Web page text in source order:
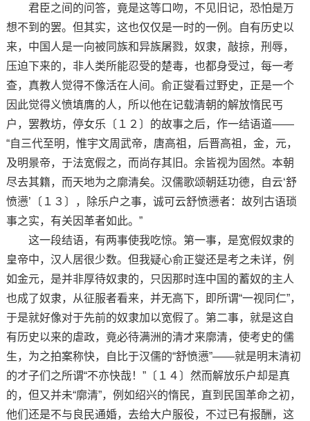
君臣之间的问答，竟是这等口吻，不见旧记，恐怕是万
想不到的罢。但其实，这也仅仅是一时的一例。自有历史以
来，中国人是一向被同族和异族屠戮，奴隶，敲掠，刑辱，
压迫下来的，非人类所能忍受的楚毒，也都身受过，每一考
查，真教人觉得不像活在人间。俞正燮看过野史，正是一个
因此觉得义愤填膺的人，所以他在记载清朝的解放惰民丐
户，罢教坊，停女乐〔１２〕的故事之后，作一结语道——
“自三代至明，惟宇文周武帝，唐高祖，后晋高祖，金，元，
及明景帝，于法宽假之，而尚存其旧。余皆视为固然。本朝
尽去其籍，而天地为之廓清矣。汉儒歌颂朝廷功德，自云‘舒
愤懑’〔１３〕，除乐户之事，诚可云舒愤懑者：故列古语琐
事之实，有关因革者如此。”
这一段结语，有两事使我吃惊。第一事，是宽假奴隶的
皇帝中，汉人居很少数。但我疑心俞正燮还是考之未详，例
如金元，是并非厚待奴隶的，只因那时连中国的蓄奴的主人
也成了奴隶，从征服者看来，并无高下，即所谓“一视同仁”，
于是就好像对于先前的奴隶加以宽假了。第二事，就是这自
有历史以来的虐政，竟必待满洲的清才来廓清，使考史的儒
生，为之拍案称快，自比于汉儒的“舒愤懑”——就是明末清初
的才子们之所谓“不亦快哉！”〔１４〕然而解放乐户却是真
的，但又并未“廓清”，例如绍兴的惰民，直到民国革命之初，
他们还是不与良民通婚，去给大户服役，不过已有报酬，这